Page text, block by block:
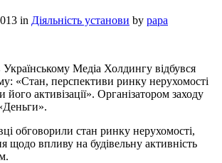
in Діяльність установи by papa
Медіа Холдингу відбувся
«Стан, перспективи ринку нерухомості
його активізації». Організатором заходу
обговорили стан ринку нерухомості,
щодо впливу на будівельну активність